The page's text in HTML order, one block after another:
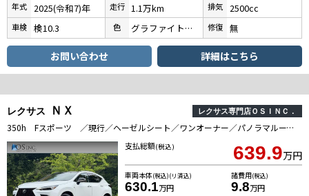
年式 2025(令和7)年 走行 1.1万km 排気 2500cc
車検 検10.3 色 グラファイトブラックガラスフレーク 修復 無
お問い合わせ 詳細はこちら
レクサス ＮＸ レクサス専門店ＯＳＩＮＣ．
350h Fスポーツ ／現行／ヘーゼルシート／ワンオーナー／パノラマルーフ／全周囲カメラ／衝突軽減／レーダークルーズ／コーナーセンサー／BSM／ハンドルヒーター／シートヒーター・エアコン／電動リアゲート／ETC／茶革シート
支払総額(税込) 639.9万円
車両本体(税込)(リ済込)
630.1万円
諸費用(税込)
9.8万円